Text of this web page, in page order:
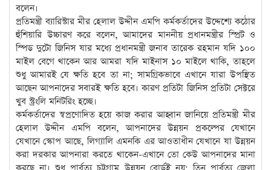
বলেন।
প্রতিমন্ত্রী ব্যারিস্টার মীর হেলাল উদ্দীন এমপি কর্মকর্তাদের উদ্দেশ্যে কঠোর
হুঁশিয়ারি উচ্চারণ করে বলেন, আমাদের মাননীয় প্রধানমন্ত্রীর স্প্রিট ও
স্পিড দুটো জিনিস যার মধ্যে প্রধানমন্ত্রী জনাব তারেক রহমান যদি ১০০
মাইল বেগে থাকেন আর আমরা যদি মাইনাস ১০ মাইলে থাকি, তাহলে
শুধু আমারই যে ক্ষতি হবে তা না; সামগ্রিকভাবে এখানে যারা উপস্থিত
আছেন আপনাদের সবারই ক্ষতি হবে। কারণ প্রতিটা জিনিস প্রতিটা সেক্টরে
খুব স্ট্রংলি মনিটরিং হচ্ছে।
কর্মকর্তাদের স্বপ্রণোদিত হয়ে কাজ করার আহ্বান জানিয়ে প্রতিমন্ত্রী মীর
হেলাল উদ্দীন এমপি বলেন, আপনাদের উন্নয়ন প্রকল্পের যেখানে
যেখানে স্কোপ আছে, লিগ্যালি এমনকি এর আওতাধীন যেখানে যা উন্নয়ন
করা দরকার আপনারা করতে থাকেন-এখানে তো কেউ আপনাদের মানা